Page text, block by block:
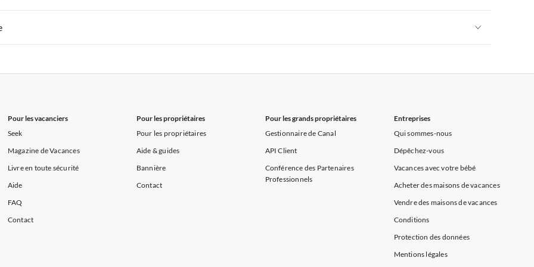
de Vacances à la Normandie Appartements de Vacances à Sud de la France Appartements de Vacances à Provence
de Vacances à Paris-Ile de France
de Vacances à la Normandie Appartements de Vacances à Sud de la France Appartements de Vacances à Provence
Pour les vacanciers
Seek
Magazine de Vacances
Livre en toute sécurité
Aide
FAQ
Contact
Pour les propriétaires
Pour les propriétaires
Aide & guides
Bannière
Contact
Pour les grands propriétaires
Gestionnaire de Canal
API Client
Conférence des Partenaires
Professionnels
Entreprises
Qui sommes-nous
Dépêchez-vous
Vacances avec votre bébé
Acheter des maisons de vacances
Vendre des maisons de vacances
Conditions
Protection des données
Mentions légales